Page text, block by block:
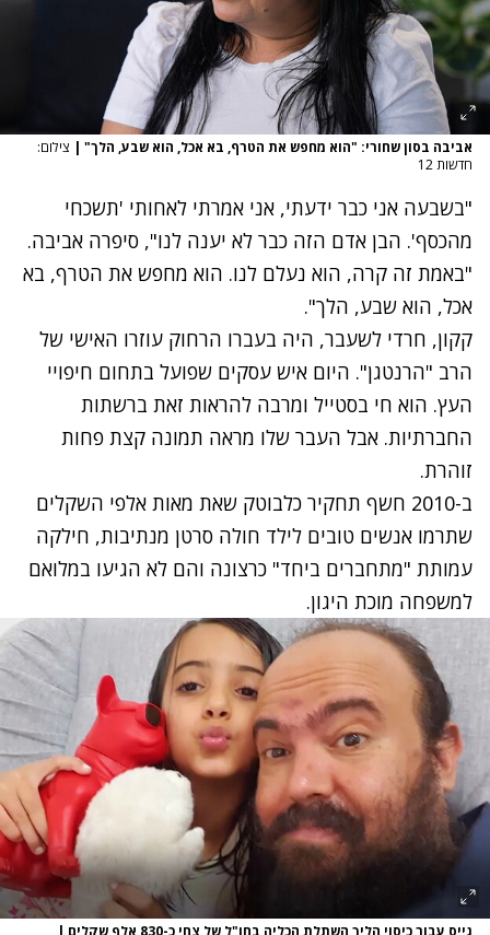
אביבה בסון שחורי: "הוא מחפש את הטרף, בא אכל, הוא שבע, הלך" | צילום:
חדשות 12
"בשבעה אני כבר ידעתי, אני אמרתי לאחותי 'תשכחי
מהכסף'. הבן אדם הזה כבר לא יענה לנו", סיפרה אביבה.
"באמת זה קרה, הוא נעלם לנו. הוא מחפש את הטרף, בא
אכל, הוא שבע, הלך".
קקון, חרדי לשעבר, היה בעברו הרחוק עוזרו האישי של
הרב "הרנטגן". היום איש עסקים שפועל בתחום חיפויי
העץ. הוא חי בסטייל ומרבה להראות זאת ברשתות
החברתיות. אבל העבר שלו מראה תמונה קצת פחות
זוהרת.
ב-2010 חשף תחקיר כלבוטק שאת מאות אלפי השקלים
שתרמו אנשים טובים לילד חולה סרטן מנתיבות, חילקה
עמותת "מתחברים ביחד" כרצונה והם לא הגיעו במלואם
למשפחה מוכת היגון.
גייס עבור כיסוי הליך השתלת הכליה בחו"ל של צחי כ-830 אלף שקלים |